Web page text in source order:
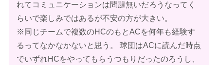
れてコミュニケーションは問題無いだろうなってく
らいで楽しみではあるが不安の方が大きい。
※同じチームで複数のHCのもとACを何年も経験す
るってなかなかないと思う。 球団はACに読んだ時点
でいずれHCをやってもらうつもりだったのろうし、